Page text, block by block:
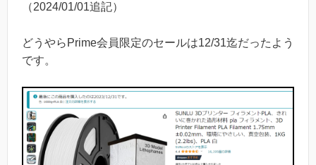
（2024/01/01追記）
どうやらPrime会員限定のセールは12/31迄だったよう
です。